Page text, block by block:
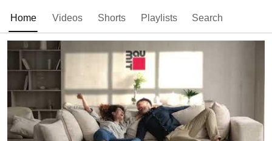
Home Videos Shorts Playlists Search